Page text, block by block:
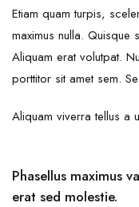
Etiam quam turpis,
maximus nulla. Quisque
Aliquam erat volutpat.
porttitor sit amet sem.
Aliquam viverra tellus a
Phasellus maximus
erat sed molestie.